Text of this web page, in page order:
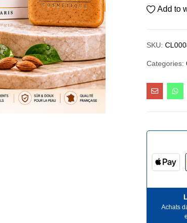
Add to
SKU:
Categories:
Achats